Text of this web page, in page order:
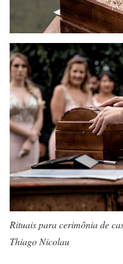
Rituais para cerimônia de
Thiago Nicolau